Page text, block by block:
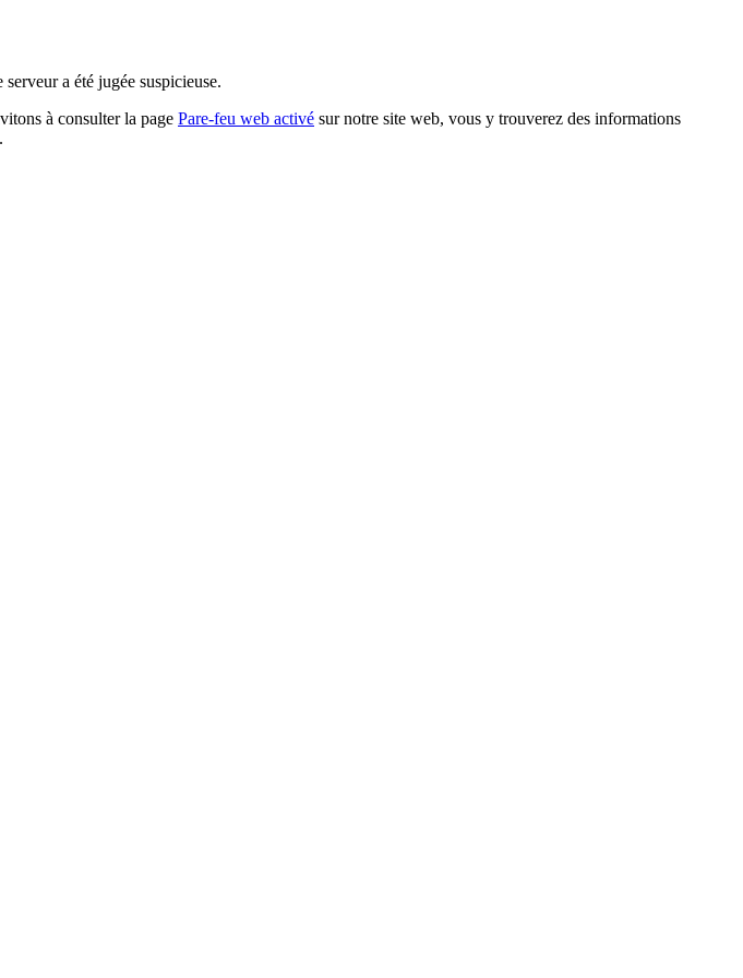
a été jugée suspicieuse.
à consulter la page Pare-feu web activé sur notre site web, vous y trouverez des informations